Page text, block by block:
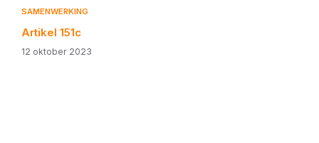
SAMENWERKING
Artikel 151c
12 oktober 2023